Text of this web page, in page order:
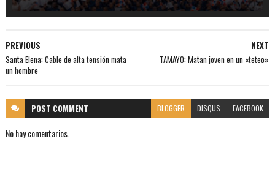
NEXT
TAMAYO: Matan joven en un «teteo»
PREVIOUS
Santa Elena: Cable de alta tensión mata
un hombre
POST COMMENT BLOGGER DISQUS FACEBOOK
No hay comentarios.